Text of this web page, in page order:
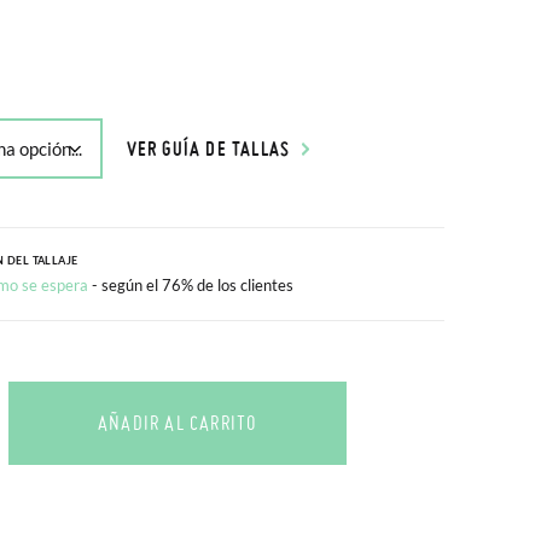
VER GUÍA DE TALLAS
DEL TALLAJE
se espera - según el 76% de los clientes
AÑADIR AL CARRITO